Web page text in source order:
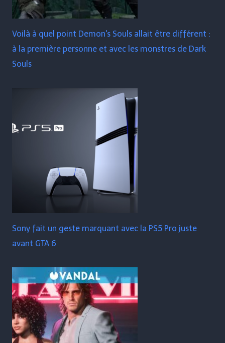
Voilà à quel point Demon's Souls allait être différent :
à la première personne et avec les monstres de Dark
Souls
Sony fait un geste marquant avec la PS5 Pro juste
avant GTA 6